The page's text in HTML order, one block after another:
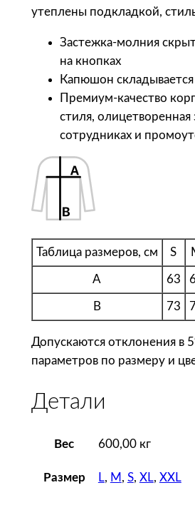
т
s
В
т
р
а
м
ж
утеплены подкладкой,
Застежка-молния
на кнопках
Капюшон
Премиум-качество
стиля, олицетворенная
сотрудниках и
Таблица размеров, см S
A 63
B 73
Допускаются отклонения в
параметров по размеру и
Детали
Вес 600,00 кг
Размер L, M , S, XL, XXL